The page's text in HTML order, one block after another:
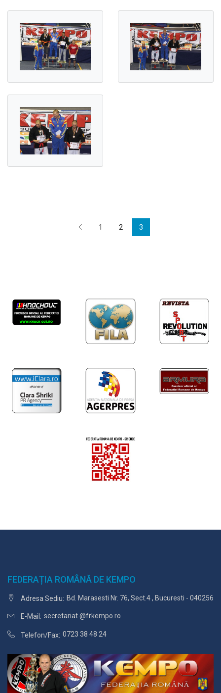
1 2 3
FEDERAȚIA ROMÂNĂ DE KEMPO
Adresa Sediu: Bd. Marasesti Nr. 76, Sect.4 , Bucuresti - 040256
E-Mail: secretariat @frkempo.ro
Telefon/Fax: 0723 38 48 24